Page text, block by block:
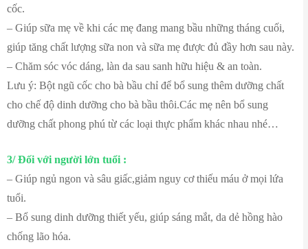
cốc.
– Giúp sữa mẹ về khi các mẹ đang mang bầu những tháng cuối,
giúp tăng chất lượng sữa non và sữa mẹ được đủ đầy hơn sau này.
– Chăm sóc vóc dáng, làn da sau sanh hữu hiệu & an toàn.
Lưu ý: Bột ngũ cốc cho bà bầu chỉ để bổ sung thêm dưỡng chất
cho chế độ dinh dưỡng cho bà bầu thôi.Các mẹ nên bổ sung
dưỡng chất phong phú từ các loại thực phẩm khác nhau nhé…
3/ Đối với người lớn tuổi :
– Giúp ngủ ngon và sâu giấc,giảm nguy cơ thiếu máu ở mọi lứa
tuổi.
– Bổ sung dinh dưỡng thiết yếu, giúp sáng mắt, da dẻ hồng hào
chống lão hóa.